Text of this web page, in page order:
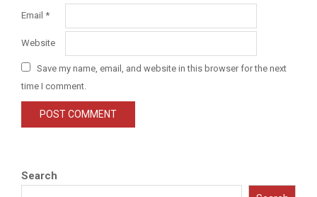
Email *
Website
Save my name, email, and website in this browser for the next
time I comment.
Search